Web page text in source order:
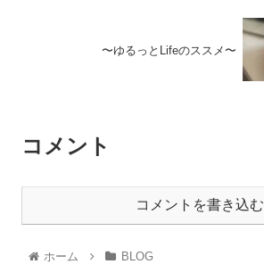
〜ゆるっとLifeのススメ〜
コメント
コメントを書き込む
ホーム BLOG